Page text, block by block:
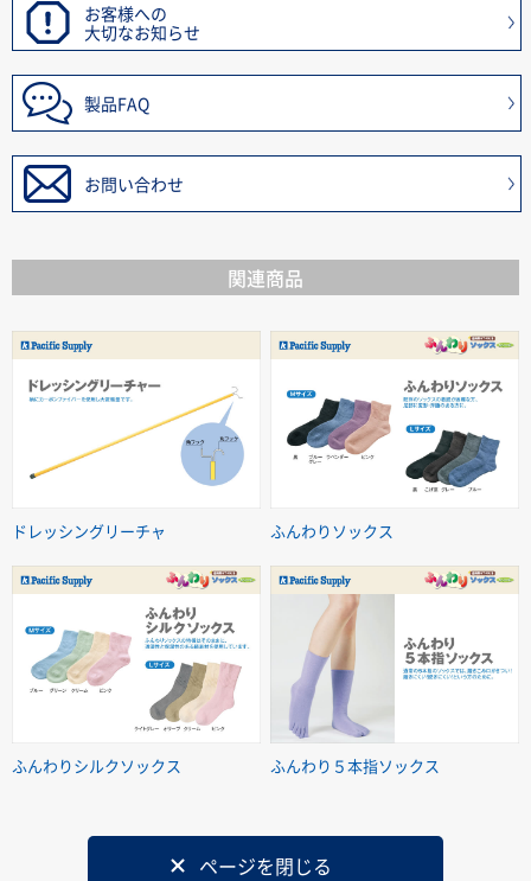
お客様への
大切なお知らせ
製品FAQ
お問い合わせ
関連商品
ドレッシングリーチャ ふんわりソックス
ふんわりシルクソックス ふんわり５本指ソックス
ページを閉じる